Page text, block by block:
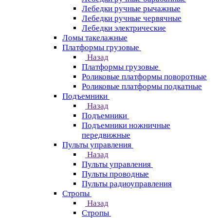
Лебедки ручные рычажные
Лебедки ручные червячные
Лебедки электрические
Ломы такелажные
Платформы грузовые
Назад
Платформы грузовые
Роликовые платформы поворотные
Роликовые платформы подкатные
Подъемники
Назад
Подъемники
Подъемники ножничные
передвижные
Пульты управления
Назад
Пульты управления
Пульты проводные
Пульты радиоуправления
Стропы
Назад
Стропы